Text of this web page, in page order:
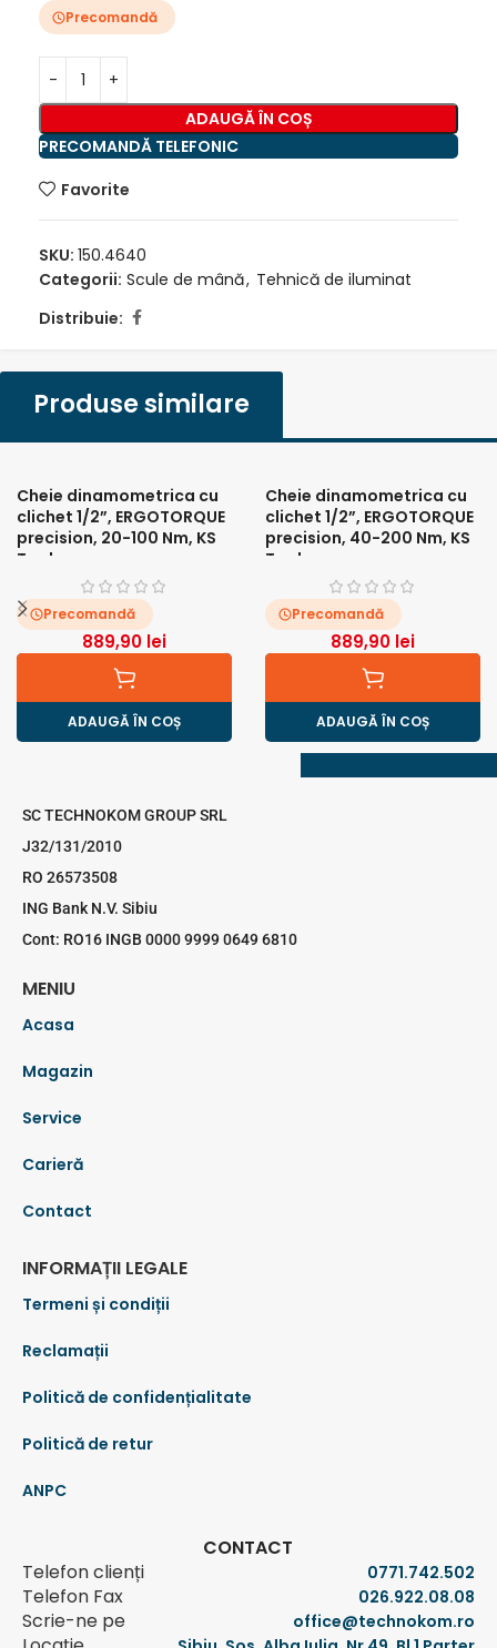
Precomandă
ADAUGĂ ÎN COȘ
PRECOMANDĂ TELEFONIC
Favorite
SKU: 150.4640
Categorii: Scule de mână, Tehnică de iluminat
Distribuie:
Produse similare
Cheie dinamometrica cu
clichet 1/2”, ERGOTORQUE
precision, 20-100 Nm, KS
Tools
Precomandă
889,90 lei
ADAUGĂ ÎN COȘ
Cheie dinamometrica cu
clichet 1/2”, ERGOTORQUE
precision, 40-200 Nm, KS
Tools
Precomandă
889,90 lei
ADAUGĂ ÎN COȘ
SC TECHNOKOM GROUP SRL
J32/131/2010
RO 26573508
ING Bank N.V. Sibiu
Cont: RO16 INGB 0000 9999 0649 6810
MENIU
Acasa
Magazin
Service
Carieră
Contact
INFORMAȚII LEGALE
Termeni și condiții
Reclamații
Politică de confidențialitate
Politică de retur
ANPC
CONTACT
Telefon clienți
0771.742.502
Telefon Fax 026.922.08.08
Scrie-ne pe office@technokom.ro